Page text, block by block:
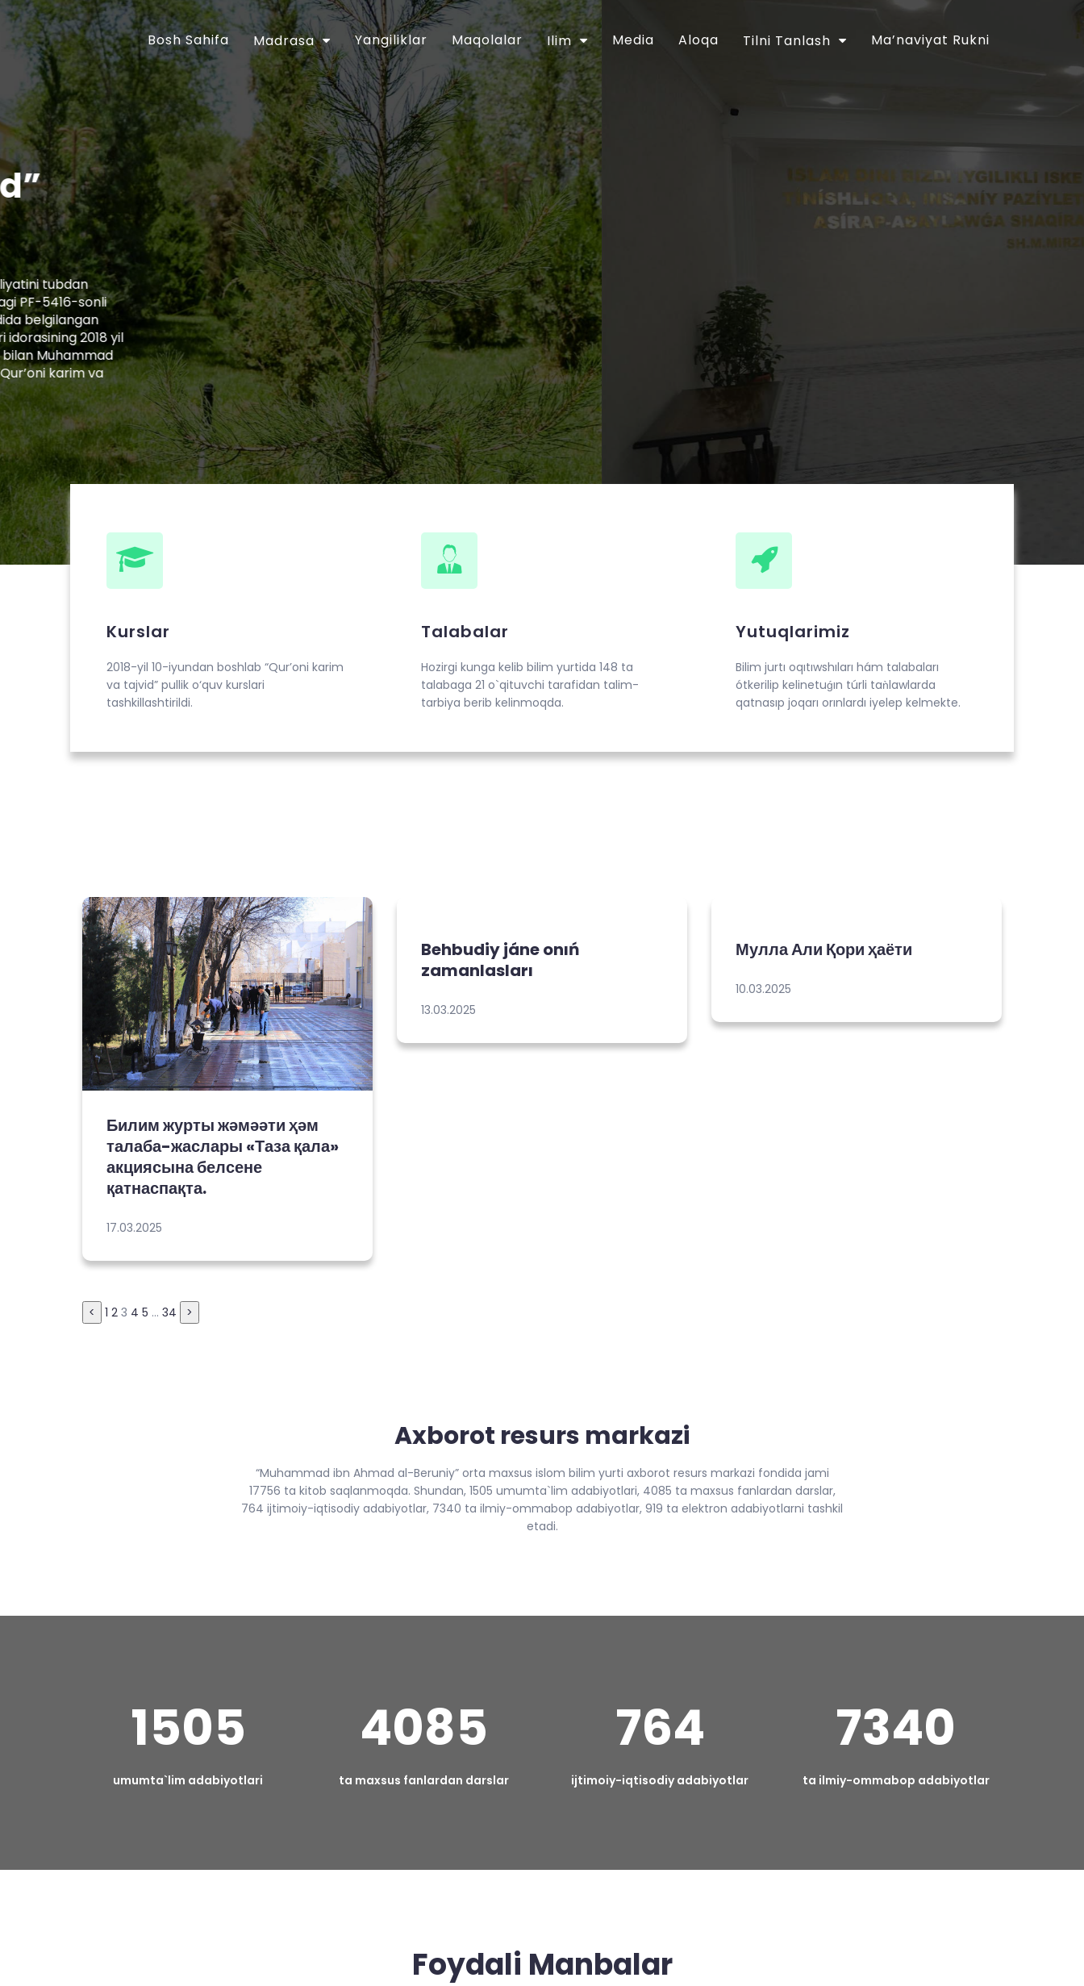
Bosh Sahifa Madrasa Yangiliklar Maqolalar Ilim Media Aloqa Tilni Tanlash Ma’naviyat Rukni
Axborot resurs markazi
Kurslar
2018-yil 10-iyundan boshlab “Qur’oni karim
va tajvid” pullik o‘quv kurslari
tashkillashtirildi.
Talabalar
Hozirgi kunga kelib bilim yurtida 148 ta
talabaga 21 o`qituvchi tarafidan talim-
tarbiya berib kelinmoqda.
Yutuqlarimiz
Bilim jurtı oqıtıwshıları hám talabaları
ótkerilip kelinetuǵın túrli taǹlawlarda
qatnasıp joqarı orınlardı iyelep kelmekte.
Билим журты жәмәәти ҳәм
талаба-жаслары «Таза қала»
акциясына белсене
қатнаспақта.
17.03.2025
Behbudiy jáne onıń
zamanlasları
13.03.2025
Мулла Али Қори ҳаёти
10.03.2025
pagination
< 1 2 3 4 5 … 34 >
Axborot resurs markazi
“Muhammad ibn Ahmad al-Beruniy” orta maxsus islom bilim yurti axborot resurs markazi fondida jami
17756 ta kitob saqlanmoqda. Shundan, 1505 umumta`lim adabiyotlari, 4085 ta maxsus fanlardan darslar,
764 ijtimoiy-iqtisodiy adabiyotlar, 7340 ta ilmiy-ommabop adabiyotlar, 919 ta elektron adabiyotlarni tashkil
etadi.
1505
umumta`lim adabiyotlari
4085
ta maxsus fanlardan darslar
764
ijtimoiy-iqtisodiy adabiyotlar
7340
ta ilmiy-ommabop adabiyotlar
Foydali Manbalar